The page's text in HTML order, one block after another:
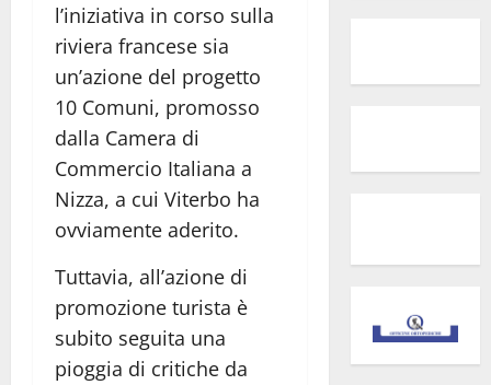
l’iniziativa in corso sulla
riviera francese sia
un’azione del progetto
10 Comuni, promosso
dalla Camera di
Commercio Italiana a
Nizza, a cui Viterbo ha
ovviamente aderito.
Tuttavia, all’azione di
promozione turista è
subito seguita una
pioggia di critiche da